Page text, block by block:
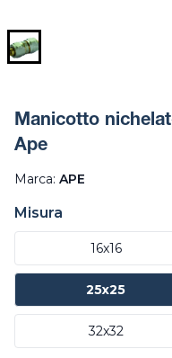
Manicotto
Ape
Marca: APE
Misura
16x16
25x25
32x32